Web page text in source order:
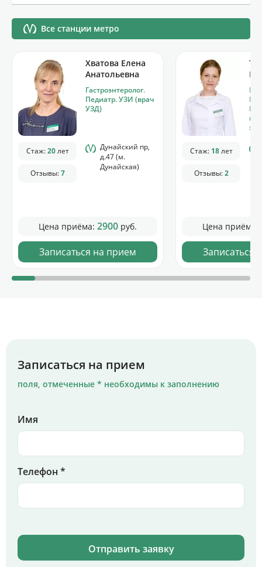
Все станции метро
Хватова Елена
Анатольевна
Гастроэнтеролог.
Педиатр. УЗИ (врач
УЗД)
Стаж:20лет
Отзывы:7
Дунайский пр,
д.47 (м.
Дунайская)
Цена приёма: 2900 руб.
Записаться на прием
Стаж: 18лет
Отзывы:2
Цена приёма:
Записаться
Записаться на прием
поля, отмеченные * необходимы к заполнению
Имя
Телефон *
Отправить заявку